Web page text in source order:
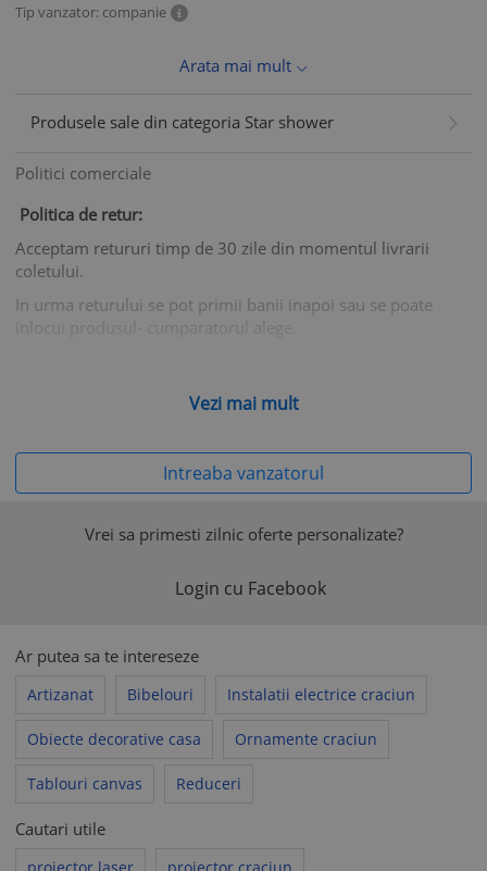
Tip vanzator: companie
Arata mai mult
Produsele sale din categoria Star shower
Politici comerciale
Politica de retur:
Acceptam retururi timp de 30 zile din momentul livrarii
coletului.
In urma returului se pot primii banii inapoi sau se poate
Vezi mai mult
Intreaba vanzatorul
Vrei sa primesti zilnic oferte personalizate?
Login cu Facebook
Ar putea sa te intereseze
Artizanat Bibelouri Instalatii electrice craciun
Obiecte decorative casa Ornamente craciun
Tablouri canvas Reduceri
Cautari utile
proiector laser proiector craciun